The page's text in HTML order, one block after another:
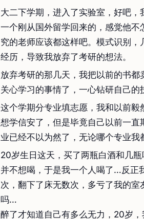
大二下学期，进入了实验室，好吧
一个刚从国外留学回来的，感觉他
究的老师应该都这样吧。模式识别
经历，导致我放弃了考研的想法。
放弃考研的那几天，我把以前的书
关心学习的事情了，一心钻研自己的
这个学期分专业填志愿，我和以前
想学信安了，但是毕竟自己以前一
业已经不以为然了，无论哪个专业我
20岁生日这天，买了两瓶白酒和几
并不想喝，于是我一个人喝了…反正
次，翻下了床无数次，多亏了我的
吗…
醉了才知道自己有多么无力，20岁